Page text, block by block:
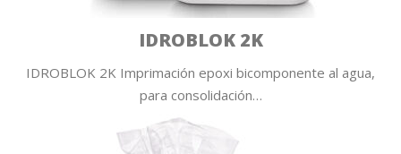
IDROBLOK 2K
IDROBLOK 2K Imprimación epoxi bicomponente al agua,
para consolidación…